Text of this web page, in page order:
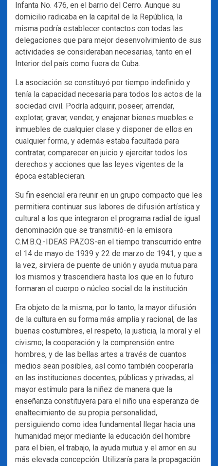
Infanta No. 476, en el barrio del Cerro. Aunque su
domicilio radicaba en la capital de la República, la
misma podría establecer contactos con todas las
delegaciones que para mejor desenvolvimiento de sus
actividades se consideraban necesarias, tanto en el
Interior del país como fuera de Cuba.
La asociación se constituyó por tiempo indefinido y
tenía la capacidad necesaria para todos los actos de la
sociedad civil. Podría adquirir, poseer, arrendar,
explotar, gravar, vender, y enajenar bienes muebles e
inmuebles de cualquier clase y disponer de ellos en
cualquier forma, y además estaba facultada para
contratar, comparecer en juicio y ejercitar todos los
derechos y acciones que las leyes vigentes de la
época establecieran.
Su fin esencial era reunir en un grupo compacto que les
permitiera continuar sus labores de difusión artística y
cultural a los que integraron el programa radial de igual
denominación que se transmitió-en la emisora
C.M.B.Q.-IDEAS PAZOS-en el tiempo transcurrido entre
el 14 de mayo de 1939 y 22 de marzo de 1941, y que a
la vez, sirviera de puente de unión y ayuda mutua para
los mismos y trascendiera hasta los que en lo futuro
formaran el cuerpo o núcleo social de la institución.
Era objeto de la misma, por lo tanto, la mayor difusión
de la cultura en su forma más amplia y racional, de las
buenas costumbres, el respeto, la justicia, la moral y el
civismo; la cooperación y la comprensión entre
hombres, y de las bellas artes a través de cuantos
medios sean posibles, así como también cooperaría
en las instituciones docentes, públicas y privadas, al
mayor estímulo para la niñez de manera que la
enseñanza constituyera para el niño una esperanza de
enaltecimiento de su propia personalidad,
persiguiendo como idea fundamental llegar hacia una
humanidad mejor mediante la educación del hombre
para el bien, el trabajo, la ayuda mutua y el amor en su
más elevada concepción. Utilizaría para la propagación